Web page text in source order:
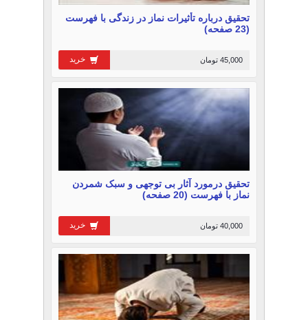
تحقیق درباره تأثیرات نماز در زندگی با فهرست
(23 صفحه)
خرید 45,000 تومان
تحقیق درمورد آثار بی توجهی و سبک شمردن
نماز با فهرست (20 صفحه)
خرید 40,000 تومان